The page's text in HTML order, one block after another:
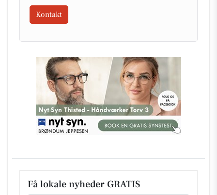
Kontakt
Få lokale nyheder GRATIS